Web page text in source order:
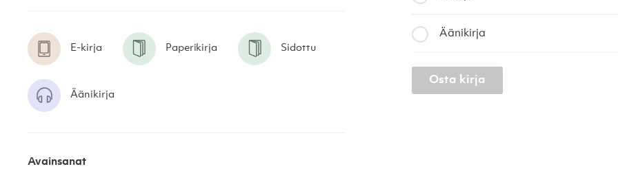
E-kirja Paperikirja Sidottu
Äänikirja
Avainsanat
Äänikirja
Osta kirja